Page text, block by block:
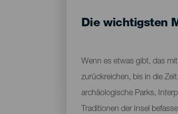
Die wichtigsten
Wenn es etwas gibt, das
zurückreichen, bis in die
archäologische Parks,
Traditionen der Insel